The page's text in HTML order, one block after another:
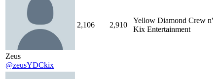
Zeus
@zeusYDCkix
2,106 2,910
Yellow Diamond Crew n'
Kix Entertainment